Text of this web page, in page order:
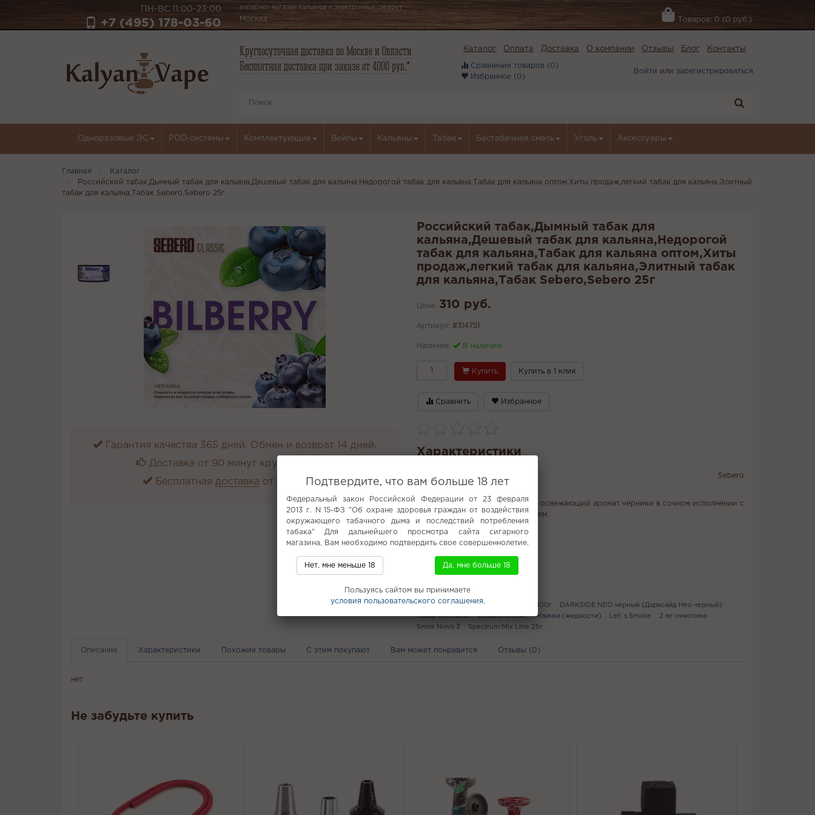
ПН-ВС 11:00-23:00
+7 (495) 178-03-60
Интернет-магазин кальянов и электронных сигарет
Москва Товаров: 0 (0 руб.)
Круглосуточная доставка по Москве и Области
Бесплатная доставка при заказе от 4000 руб.*
Каталог Оплата Доставка О компании Отзывы Блог Контакты
Сравнение товаров (0)
Избранное (0)
Войти или зарегистрироваться
Одноразовые ЭС POD-системы Комплектующие Вейпы Кальяны Табак Бестабачная смесь Уголь Аксессуары
Главная
Каталог
Российский табак,Дымный табак для кальяна,Дешевый табак для кальяна,Недорогой табак для кальяна,Табак для кальяна оптом,Хиты продаж,легкий табак для кальяна,Элитный
табак для кальяна,Табак Sebero,Sebero 25г
Гарантия качества 365 дней. Обмен и возврат 14 дней.
Доставка от 90 минут круглосуточно
Бесплатная доставка от 4000 руб.
Российский табак,Дымный табак для
кальяна,Дешевый табак для кальяна,Недорогой
табак для кальяна,Табак для кальяна оптом,Хиты
продаж,легкий табак для кальяна,Элитный табак
для кальяна,Табак Sebero,Sebero 25г
Цена: 310 руб.
Артикул: #314751
Наличие: В наличии
Купить Купить в 1 клик
Сравнить Избранное
Характеристики
Sebero
Сладкий с терпкой кислинкой освежающий аромат черники в сочном исполнении с
шикарным лесным послевкусием.
Анализ неснижайка ошиша
Все характеристики
Популярное
Mr. Captain Black Satyr Old School 100г
DARKSIDE NEO черный (Дарксайд Нео черный)
Табак Overdose
Voodoo Smoke Жвачка (жидкости) Let`s Smoke
2 мг никотина
Smok Novo 3
Spectrum Mix Line 25г
Описание Характеристики Похожие товары С этим покупают Вам может понравится Отзывы (0)
нет
Не забудьте купить
Подтвердите, что вам больше 18 лет
Федеральный закон Российской Федерации от 23 февраля
2013 г. N 15-ФЗ "Об охране здоровья граждан от воздействия
окружающего табачного дыма и последствий потребления
табака" Для дальнейшего просмотра сайта сигарного
магазина, Вам необходимо подтвердить свое совершеннолетие.
Нет, мне меньше 18 Да, мне больше 18
Пользуясь сайтом вы принимаете
условия пользовательского соглашения.